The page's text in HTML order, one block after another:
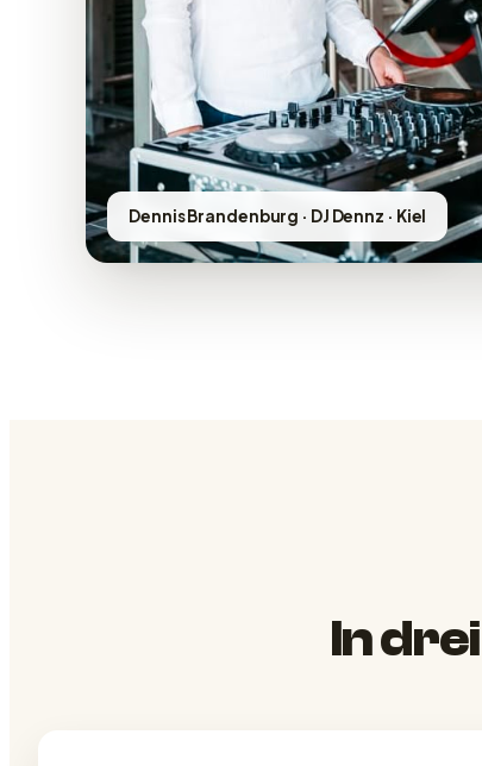
Dennis Brandenburg · DJ Dennz · Kiel
In